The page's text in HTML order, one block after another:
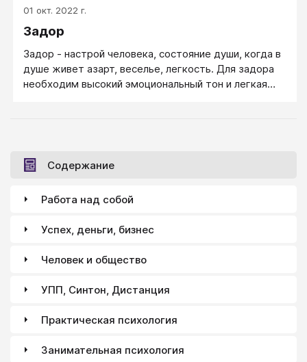
01 окт. 2022 г.
Задор
Задор - настрой человека, состояние души, когда в
душе живет азарт, веселье, легкость. Для задора
необходим высокий эмоциональный тон и легкая
Содержание
Работа над собой
Успех, деньги, бизнес
Человек и общество
УПП, Синтон, Дистанция
Практическая психология
Занимательная психология